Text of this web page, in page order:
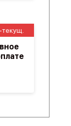
-текущ.